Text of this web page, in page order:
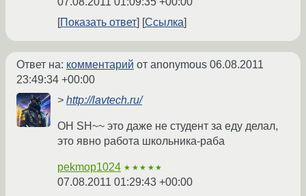
Показать ответ
Ссылка
Ответ на: комментарий от anonymous 06.08.2011
23:49:34 +00:00
> http://lavtech.ru/
OH SH~~ это даже не студент за еду делал,
это явно работа школьника-раба
pekmop1024 ★★★★★
07.08.2011 01:29:43 +00:00